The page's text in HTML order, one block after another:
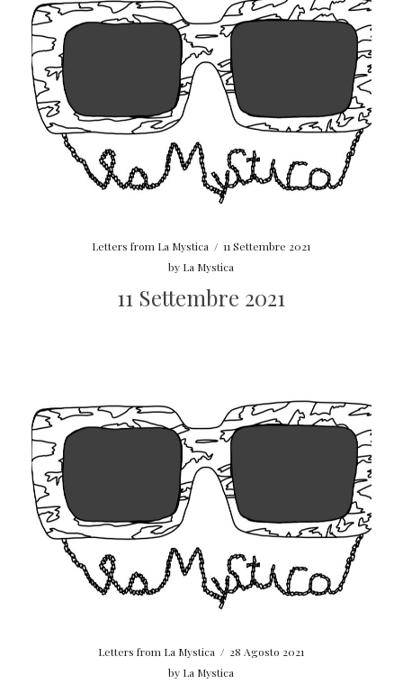
Letters from La Mystica / 11 Settembre 2021
by La Mystica
11 Settembre 2021
Letters from La Mystica / 28 Agosto 2021
by La Mystica